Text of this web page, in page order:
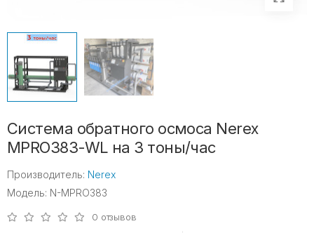
Система обратного осмоса Nerex
MPRO383-WL на 3 тоны/час
Производитель: Nerex
Модель: N-MPRO383
0 отзывов